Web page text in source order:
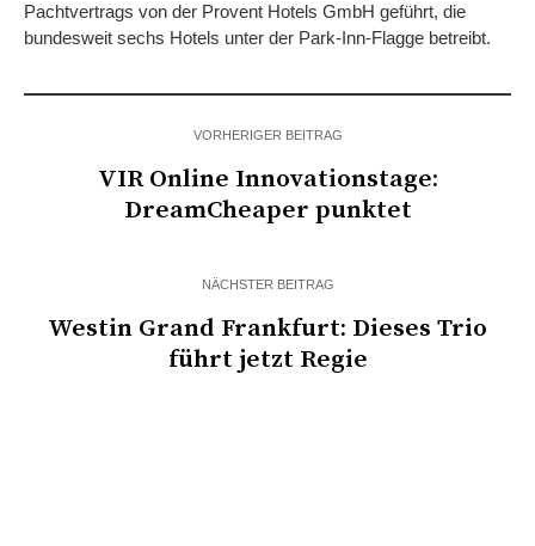
Pachtvertrags von der Provent Hotels GmbH geführt, die
bundesweit sechs Hotels unter der Park-Inn-Flagge betreibt.
VORHERIGER BEITRAG
VIR Online Innovationstage:
DreamCheaper punktet
NÄCHSTER BEITRAG
Westin Grand Frankfurt: Dieses Trio
führt jetzt Regie